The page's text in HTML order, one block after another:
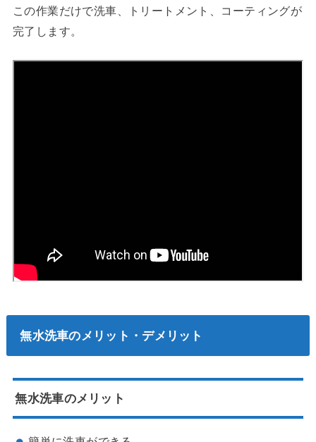
この作業だけで洗車、トリートメント、コーティングが
完了します。
無水洗車のメリット・デメリット
無水洗車のメリット